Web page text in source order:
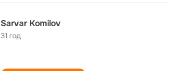
Sarvar Komilov
31 год